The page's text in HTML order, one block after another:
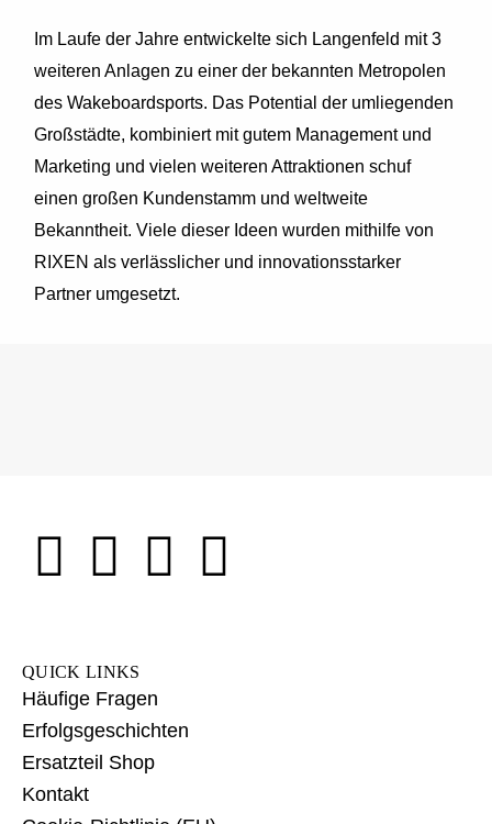
Im Laufe der Jahre entwickelte sich Langenfeld mit 3
weiteren Anlagen zu einer der bekannten Metropolen
des Wakeboardsports. Das Potential der umliegenden
Großstädte, kombiniert mit gutem Management und
Marketing und vielen weiteren Attraktionen schuf
einen großen Kundenstamm und weltweite
Bekanntheit. Viele dieser Ideen wurden mithilfe von
RIXEN als verlässlicher und innovationsstarker
Partner umgesetzt.
QUICK LINKS
Häufige Fragen
Erfolgsgeschichten
Ersatzteil Shop
Kontakt